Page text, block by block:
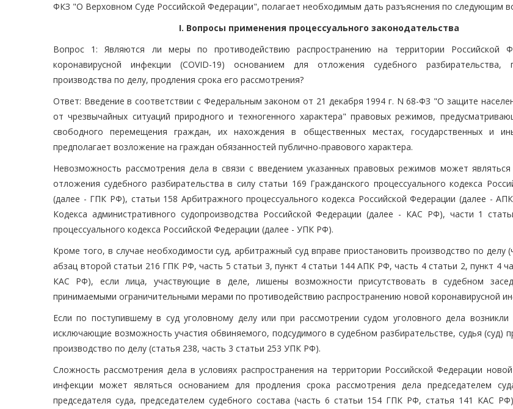
ФКЗ "О Верховном Суде Российской Федерации", полагает необходимым дать разъяснения по следующим
I. Вопросы применения процессуального законодательства
Вопрос 1: Являются ли меры по противодействию распространению на территории Российской
коронавирусной инфекции (COVID-19) основанием для отложения судебного разбирательства,
производства по делу, продления срока его рассмотрения?
Ответ: Введение в соответствии с Федеральным законом от 21 декабря 1994 г. N 68-ФЗ "О защите
от чрезвычайных ситуаций природного и техногенного характера" правовых режимов,
свободного перемещения граждан, их нахождения в общественных местах, государственных и
предполагает возложение на граждан обязанностей публично-правового характера.
Невозможность рассмотрения дела в связи с введением указанных правовых режимов может
отложения судебного разбирательства в силу статьи 169 Гражданского процессуального кодекса
(далее - ГПК РФ), статьи 158 Арбитражного процессуального кодекса Российской Федерации (далее -
Кодекса административного судопроизводства Российской Федерации (далее - КАС РФ), части 1
процессуального кодекса Российской Федерации (далее - УПК РФ).
Кроме того, в случае необходимости суд, арбитражный суд вправе приостановить производство по делу
абзац второй статьи 216 ГПК РФ, часть 5 статьи 3, пункт 4 статьи 144 АПК РФ, часть 4 статьи 2, пункт 4
КАС РФ), если лица, участвующие в деле, лишены возможности присутствовать в судебном
принимаемыми ограничительными мерами по противодействию распространению новой коронавирусной
Если по поступившему в суд уголовному делу или при рассмотрении судом уголовного дела возникли
исключающие возможность участия обвиняемого, подсудимого в судебном разбирательстве, судья (суд)
производство по делу (статья 238, часть 3 статьи 253 УПК РФ).
Сложность рассмотрения дела в условиях распространения на территории Российской Федерации
инфекции может являться основанием для продления срока рассмотрения дела председателем
председателя суда, председателем судебного состава (часть 6 статьи 154 ГПК РФ, статья 141 КАС